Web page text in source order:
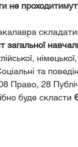
не
загальної
та
Право, 28
буде скласти